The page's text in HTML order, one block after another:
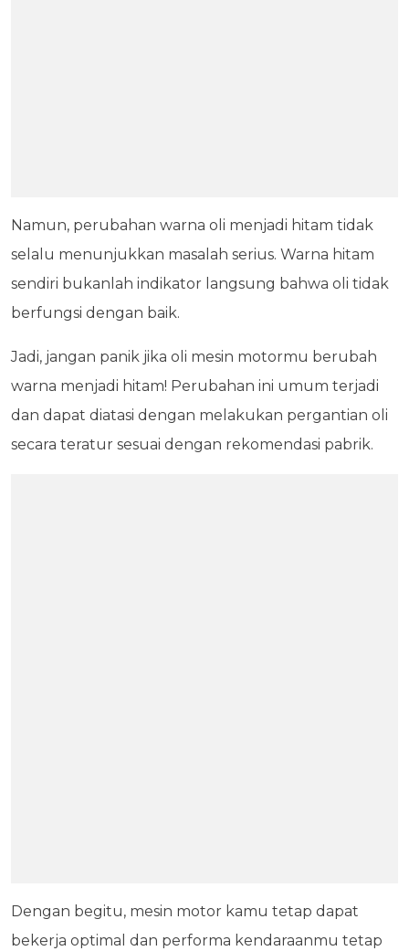
Namun, perubahan warna oli menjadi hitam tidak
selalu menunjukkan masalah serius. Warna hitam
sendiri bukanlah indikator langsung bahwa oli tidak
berfungsi dengan baik.
Jadi, jangan panik jika oli mesin motormu berubah
warna menjadi hitam! Perubahan ini umum terjadi
dan dapat diatasi dengan melakukan pergantian oli
secara teratur sesuai dengan rekomendasi pabrik.
Dengan begitu, mesin motor kamu tetap dapat
bekerja optimal dan performa kendaraanmu tetap